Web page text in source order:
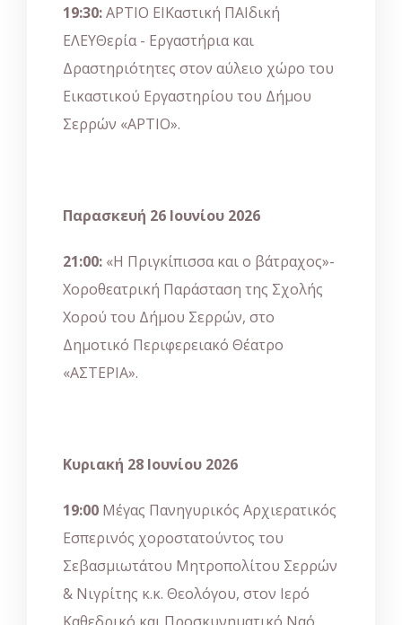
19:30:ΑΡΤΙΟ ΕΙΚαστική ΠΑΙδική
ΕΛΕΥΘερία - Εργαστήρια και
Δραστηριότητες στον αύλειο χώρο του
Εικαστικού Εργαστηρίου του Δήμου
Σερρών «ΑΡΤΙΟ».
Παρασκευή 26 Ιουνίου 2026
21:00: «Η Πριγκίπισσα και ο βάτραχος»-
Χοροθεατρική Παράσταση της Σχολής
Χορού του Δήμου Σερρών, στο
Δημοτικό Περιφερειακό Θέατρο
«ΑΣΤΕΡΙΑ».
Κυριακή 28 Ιουνίου 2026
19:00 Μέγας Πανηγυρικός Αρχιερατικός
Εσπερινός χοροστατούντος του
Σεβασμιωτάτου Μητροπολίτου Σερρών
& Νιγρίτης κ.κ. Θεολόγου, στον Ιερό